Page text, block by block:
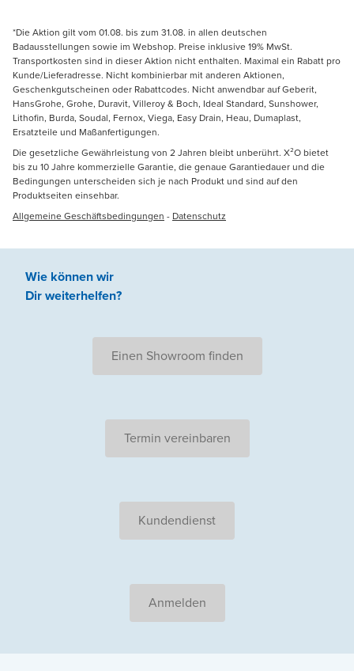
*Die Aktion gilt vom 01.08. bis zum 31.08. in allen deutschen
Badausstellungen sowie im Webshop. Preise inklusive 19% MwSt.
Transportkosten sind in dieser Aktion nicht enthalten. Maximal ein Rabatt pro
Kunde/Lieferadresse. Nicht kombinierbar mit anderen Aktionen,
Geschenkgutscheinen oder Rabattcodes. Nicht anwendbar auf Geberit,
HansGrohe, Grohe, Duravit, Villeroy & Boch, Ideal Standard, Sunshower,
Lithofin, Burda, Soudal, Fernox, Viega, Easy Drain, Heau, Dumaplast,
Ersatzteile und Maßanfertigungen.
Die gesetzliche Gewährleistung von 2 Jahren bleibt unberührt. X²O bietet
bis zu 10 Jahre kommerzielle Garantie, die genaue Garantiedauer und die
Bedingungen unterscheiden sich je nach Produkt und sind auf den
Produktseiten einsehbar.
Allgemeine Geschäftsbedingungen - Datenschutz
Wie können wir
Dir weiterhelfen?
Einen Showroom finden
Termin vereinbaren
Kundendienst
Anmelden